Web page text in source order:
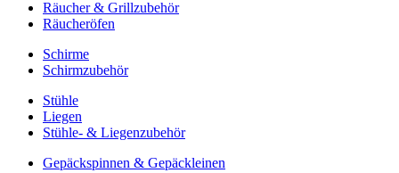
Räucher & Grillzubehör
Räucheröfen
Schirme
Schirmzubehör
Stühle
Liegen
Stühle- & Liegenzubehör
Gepäckspinnen & Gepäckleinen